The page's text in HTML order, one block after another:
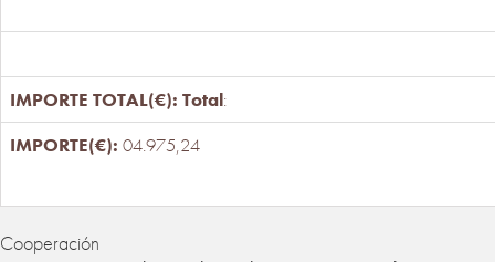
Total:
04.975,24
Cooperación